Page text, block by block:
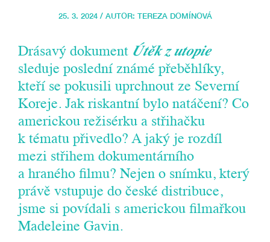
25. 3. 2024 / AUTOR: TEREZA DOMÍNOVÁ
Drásavý dokument Útěk z utopie
sleduje poslední známé přeběhlíky,
kteří se pokusili uprchnout ze Severní
Koreje. Jak riskantní bylo natáčení? Co
americkou režisérku a střihačku
k tématu přivedlo? A jaký je rozdíl
mezi střihem dokumentárního
a hraného filmu? Nejen o snímku, který
právě vstupuje do české distribuce,
jsme si povídali s americkou filmařkou
Madeleine Gavin.